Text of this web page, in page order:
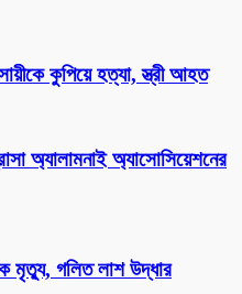
কুপিয়ে হত্যা, স্ত্রী আহত
অ্যালামনাই অ্যাসোসিয়েশনের
মৃত্যু, গলিত লাশ উদ্ধার